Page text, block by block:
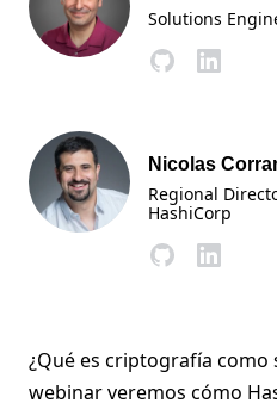
Solutions
Nicolas
Regional
HashiCorp
¿Qué es criptografía como
webinar veremos cómo